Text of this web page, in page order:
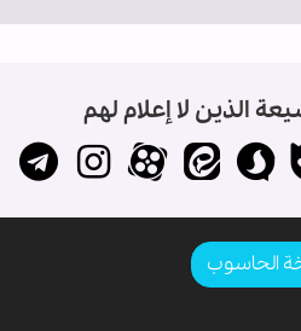
الذين لا إعلام لهم
الحاسوب